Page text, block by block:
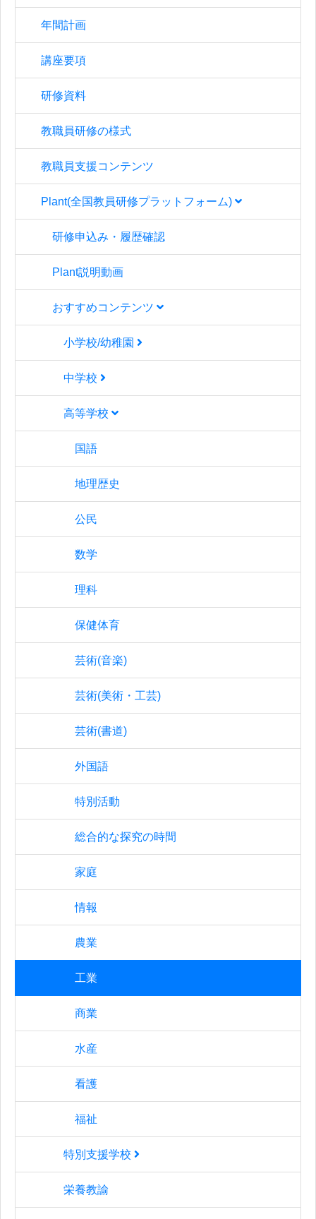
年間計画
講座要項
研修資料
教職員研修の様式
教職員支援コンテンツ
Plant(全国教員研修プラットフォーム)
研修申込み・履歴確認
Plant説明動画
おすすめコンテンツ
小学校/幼稚園
中学校
高等学校
国語
地理歴史
公民
数学
理科
保健体育
芸術(音楽)
芸術(美術・工芸)
芸術(書道)
外国語
特別活動
総合的な探究の時間
家庭
情報
農業
工業
商業
水産
看護
福祉
特別支援学校
栄養教諭